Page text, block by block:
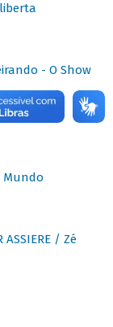
liberta
- O Show
/
Mundo
ASSIERE / Zé